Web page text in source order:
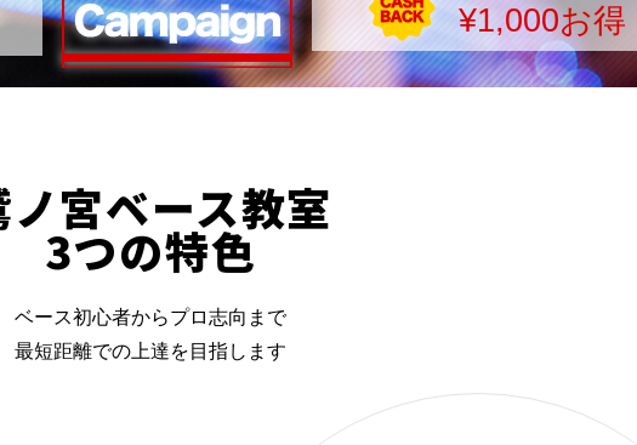
¥1,000お得
ノ宮ベース教室
3つの特色
ベース初心者からプロ志向まで
最短距離での上達を目指します